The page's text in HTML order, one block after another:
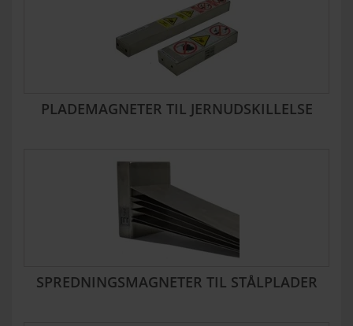
PLADEMAGNETER TIL JERNUDSKILLELSE
SPREDNINGSMAGNETER TIL STÅLPLADER